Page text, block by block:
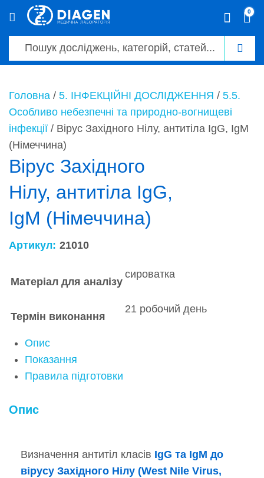
0
Головна / 5. ІНФЕКЦІЙНІ ДОСЛІДЖЕННЯ / 5.5.
Особливо небезпечні та природно-вогнищеві
інфекції / Вірус Західного Нілу, антитіла IgG, IgM
(Німеччина)
Вірус Західного
Нілу, антитіла IgG,
IgM (Німеччина)
Артикул: 21010
Матеріал для аналізу
сироватка
Термін виконання
21 робочий день
Опис
Показання
Правила підготовки
Опис
Визначення антитіл класів IgG та IgM до
вірусу Західного Нілу (West Nile Virus,